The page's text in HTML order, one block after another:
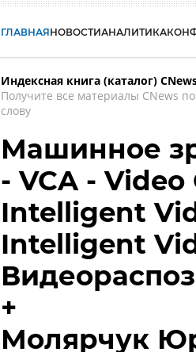
ГЛАВНАЯНОВОСТИАНАЛИТИКА
Индексная книга (каталог)
Получите все материалы CNews
слову
Машинное
- VCA -
Intelligent
Intelligent
+
Молярчук